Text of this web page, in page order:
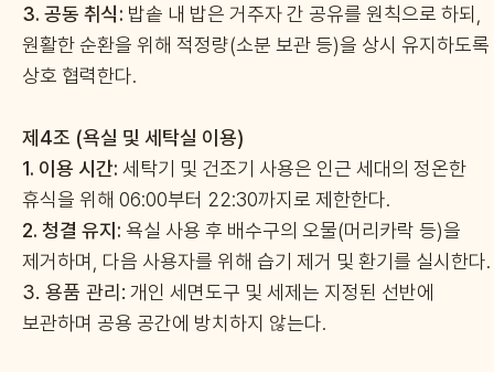
3. 공동 취식: 밥솥 내 밥은 거주자 간 공유를 원칙으로 하되,
원활한 순환을 위해 적정량(소분 보관 등)을 상시 유지하도록
상호 협력한다.
제4조 (욕실 및 세탁실 이용)
1. 이용 시간: 세탁기 및 건조기 사용은 인근 세대의 정온한
휴식을 위해 06:00부터 22:30까지로 제한한다.
2. 청결 유지: 욕실 사용 후 배수구의 오물(머리카락 등)을
제거하며, 다음 사용자를 위해 습기 제거 및 환기를 실시한다.
3. 용품 관리: 개인 세면도구 및 세제는 지정된 선반에
보관하며 공용 공간에 방치하지 않는다.